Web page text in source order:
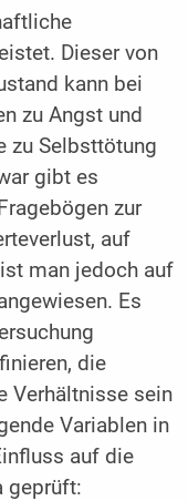
Dieser von
kann bei
zu Angst und
zu Selbsttötung
gibt es
zur
auf
man jedoch auf
Es
die
Verhältnisse sein
Variablen in
auf die
geprüft: